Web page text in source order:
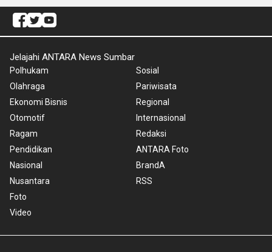
Jelajahi ANTARA News Sumbar
Polhukam
Olahraga
Ekonomi Bisnis
Otomotif
Ragam
Pendidikan
Nasional
Nusantara
Foto
Video
Sosial
Pariwisata
Regional
Internasional
Redaksi
ANTARA Foto
BrandA
RSS